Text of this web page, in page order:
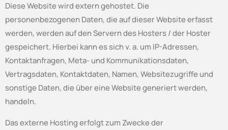
Diese Website wird extern gehostet. Die
personenbezogenen Daten, die auf dieser Website erfasst
werden, werden auf den Servern des Hosters / der Hoster
gespeichert. Hierbei kann es sich v. a. um IP-Adressen,
Kontaktanfragen, Meta- und Kommunikationsdaten,
Vertragsdaten, Kontaktdaten, Namen, Websitezugriffe und
sonstige Daten, die über eine Website generiert werden,
handeln.
Das externe Hosting erfolgt zum Zwecke der